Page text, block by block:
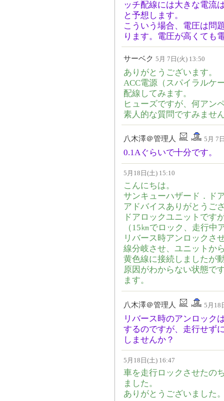
ッチ配線には大きな電流
と予想します。
こういう場合、電圧は問
ります。電圧が高くても
サーベク 5月 7日(火) 13:50
ありがとうございます。
ACC電源（スパイラルケ
配線してみます。
ヒューズですが、何アン
素人的な質問ですみませ
八木澤＠管理人 5月 7
0.1Aぐらいで十分です。
5月18日(土) 15:10
こんにちは。
サンキューハザード．ド
アドバイスありがとうご
ドアロックユニットです
（15㎞でロック、走行
リバース時アンロックさ
線分岐させ、ユニットか
黄色線に接続しましたが
原因がわからない状態で
ます。
八木澤＠管理人 5月18
リバース時のアンロック
するのですが、走行せず
しませんか？
5月18日(土) 16:47
車を走行ロックさせたの
ました。
ありがとうございました